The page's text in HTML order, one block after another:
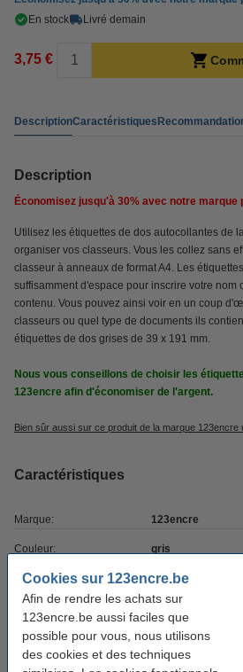
Cookies sur 123encre.be
Afin de rendre les achats sur
123encre.be aussi faciles que
possible pour vous, nous utilisons
des cookies et des techniques
En stock
Livré demain
3,75 €
DescriptionCaractéristiques
Description
Économisez jusqu'à 30% avec notre marque
Utilisez les étiquettes de dos autocollantes de
organiser vos classeurs. Vous les collez sans
classeur à anneaux de format A4. Les
suffisamment d'espace pour inscrire votre nom
contenu. Vous pouvez ainsi voir en un coup
classeurs ou quel type de documents ils
étiquettes de dos grises de 39 x 191 mm.
Nous vous conseillons de choisir les
123encre afin d'économiser de l'argent.
Bien sûr aussi sur ce produit de la marque 123encre
Caractéristiques
Marque: 123encre
Couleur: gris
Dimensions: 191 x 39 mm (Lxl)
Nombre: 10 pièce(s)
Auto-adhésif: oui